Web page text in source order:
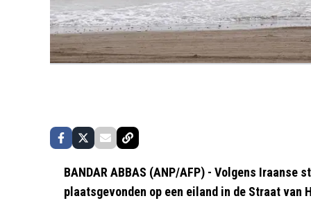
BANDAR ABBAS (ANP/AFP) - Volgens Iraanse
plaatsgevonden op een eiland in de Straat van